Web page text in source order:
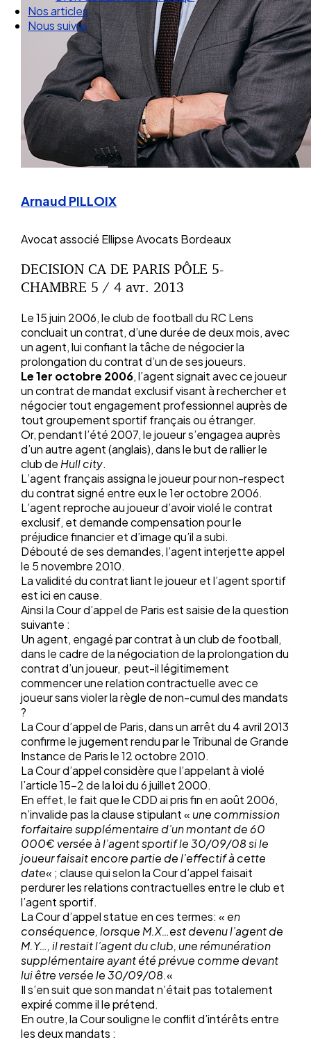
Droit Social : 60 min Recap’
Nos articles
Nous suivre
Arnaud PILLOIX
Avocat associé Ellipse Avocats Bordeaux
DECISION CA DE PARIS PÔLE 5-
CHAMBRE 5 / 4 avr. 2013
Le 15 juin 2006, le club de football du RC Lens
concluait un contrat, d’une durée de deux mois, avec
un agent, lui confiant la tâche de négocier la
prolongation du contrat d’un de ses joueurs.
Le 1er octobre 2006, l’agent signait avec ce joueur
un contrat de mandat exclusif visant à rechercher et
négocier tout engagement professionnel auprès de
tout groupement sportif français ou étranger.
Or, pendant l’été 2007, le joueur s’engagea auprès
d’un autre agent (anglais), dans le but de rallier le
club de Hull city.
L’agent français assigna le joueur pour non-respect
du contrat signé entre eux le 1er octobre 2006.
L’agent reproche au joueur d’avoir violé le contrat
exclusif, et demande compensation pour le
préjudice financier et d’image qu’il a subi.
Débouté de ses demandes, l’agent interjette appel
le 5 novembre 2010.
La validité du contrat liant le joueur et l’agent sportif
est ici en cause.
Ainsi la Cour d’appel de Paris est saisie de la question
suivante :
Un agent, engagé par contrat à un club de football,
dans le cadre de la négociation de la prolongation du
contrat d’un joueur, peut-il légitimement
commencer une relation contractuelle avec ce
joueur sans violer la règle de non-cumul des mandats
?
La Cour d’appel de Paris, dans un arrêt du 4 avril 2013
confirme le jugement rendu par le Tribunal de Grande
Instance de Paris le 12 octobre 2010.
La Cour d’appel considère que l’appelant à violé
l’article 15-2 de la loi du 6 juillet 2000.
En effet, le fait que le CDD ai pris fin en août 2006,
n’invalide pas la clause stipulant « une commission
forfaitaire supplémentaire d’un montant de 60
000€ versée à l’agent sportif le 30/09/08 si le
joueur faisait encore partie de l’effectif à cette
date« ; clause qui selon la Cour d’appel faisait
perdurer les relations contractuelles entre le club et
l’agent sportif.
La Cour d’appel statue en ces termes: « en
conséquence, lorsque M.X…est devenu l’agent de
M.Y…, il restait l’agent du club, une rémunération
supplémentaire ayant été prévue comme devant
lui être versée le 30/09/08.«
Il s’en suit que son mandat n’était pas totalement
expiré comme il le prétend.
En outre, la Cour souligne le conflit d’intérêts entre
les deux mandats :